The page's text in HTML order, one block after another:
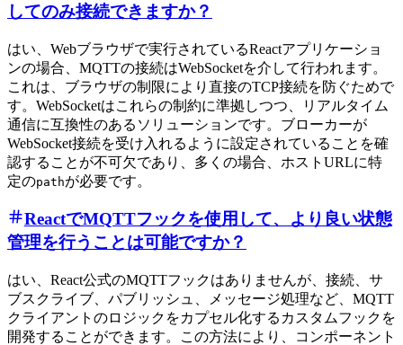
してのみ接続できますか？
はい、Webブラウザで実行されているReactアプリケーショ
ンの場合、MQTTの接続はWebSocketを介して行われます。
これは、ブラウザの制限により直接のTCP接続を防ぐためで
す。WebSocketはこれらの制約に準拠しつつ、リアルタイム
通信に互換性のあるソリューションです。ブローカーが
WebSocket接続を受け入れるように設定されていることを確
認することが不可欠であり、多くの場合、ホストURLに特
定のpathが必要です。
ReactでMQTTフックを使用して、より良い状態
管理を行うことは可能ですか？
はい、React公式のMQTTフックはありませんが、接続、サ
ブスクライブ、パブリッシュ、メッセージ処理など、MQTT
クライアントのロジックをカプセル化するカスタムフックを
開発することができます。この方法により、コンポーネント